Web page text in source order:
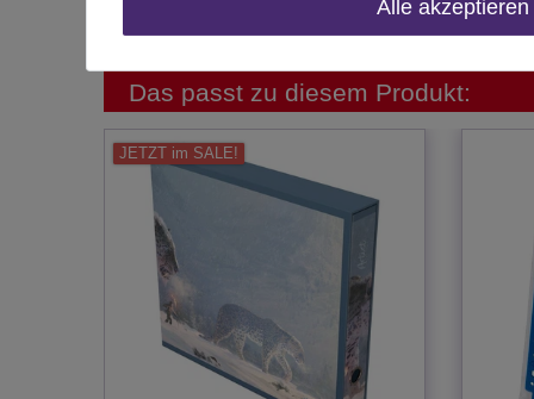
Das passt zu diesem Produkt:
JETZT im SALE!
Alle akzeptieren